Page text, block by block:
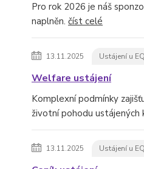
Pro rok 2026 je náš
naplněn. číst celé
13.11.2025 Ustájení u
Welfare ustájení
Komplexní podmínky
životní pohodu ustájených
13.11.2025 Ustájení u